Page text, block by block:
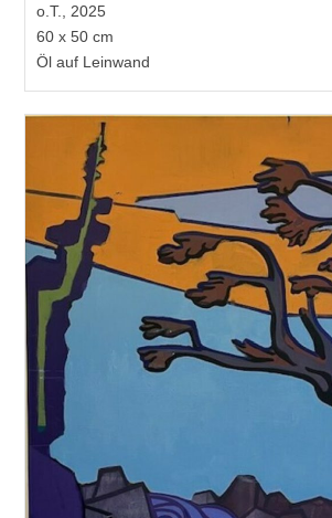
o.T., 2025
60 x 50 cm
Öl auf Leinwand